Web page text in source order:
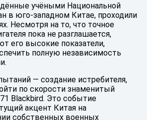
учёными Национальной
в юго-западном Китае, проходили
Несмотря на то, что точное
пока не разглашается,
его высокие показатели,
полную независимость
— создание истребителя,
по скорости знаменитый
Blackbird. Это событие
акцент Китая на
собственных военных